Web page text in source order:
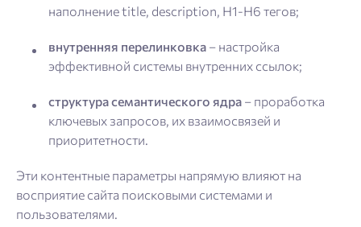
наполнение title, description, H1-H6 тегов;
внутренняя перелинковка – настройка
эффективной системы внутренних ссылок;
структура семантического ядра – проработка
ключевых запросов, их взаимосвязей и
приоритетности.
Эти контентные параметры напрямую влияют на
восприятие сайта поисковыми системами и
пользователями.